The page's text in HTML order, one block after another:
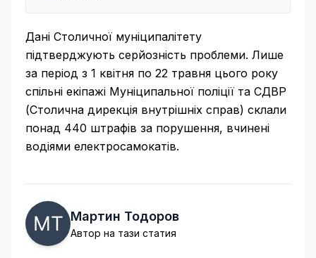
Дані Столичної муніципалітету
підтверджують серйозність проблеми. Лише
за період з 1 квітня по 22 травня цього року
спільні екіпажі Муніципальної поліції та СДВР
(Столична дирекція внутрішніх справ) склали
понад 440 штрафів за порушення, вчинені
водіями електросамокатів.
Мартин Тодоров
Автор на тази статия